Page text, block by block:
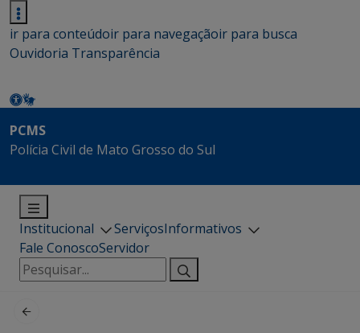
ir para conteúdoir para navegaçãoir para busca
Ouvidoria Transparência
PCMS
Polícia Civil de Mato Grosso do Sul
Institucional ServiçosInformativos
Fale ConoscoServidor
Pesquisar
por: